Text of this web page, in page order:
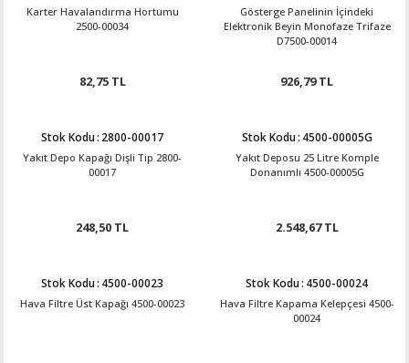
Karter Havalandırma Hortumu
2500-00034
82,75 TL
Gösterge Panelinin İçindeki
Elektronik Beyin Monofaze Trifaze
D7500-00014
926,79 TL
Stok Kodu: 2800-00017
Yakıt Depo Kapağı Dişli Tip 2800-
00017
248,50 TL
Stok Kodu: 4500-00005G
Yakıt Deposu 25 Litre Komple
Donanımlı 4500-00005G
2.548,67 TL
Stok Kodu: 4500-00023
Hava Filtre Üst Kapağı 4500-00023
Stok Kodu: 4500-00024
Hava Filtre Kapama Kelepçesi 4500-
00024